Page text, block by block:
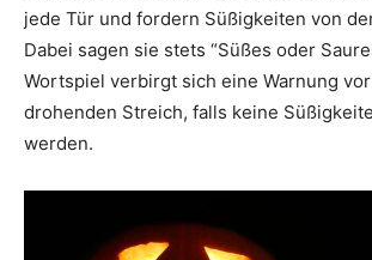
jede Tür und fordern Süßigkeiten von
Dabei sagen sie stets “Süßes oder
Wortspiel verbirgt sich eine Warnung
drohenden Streich, falls keine
werden.